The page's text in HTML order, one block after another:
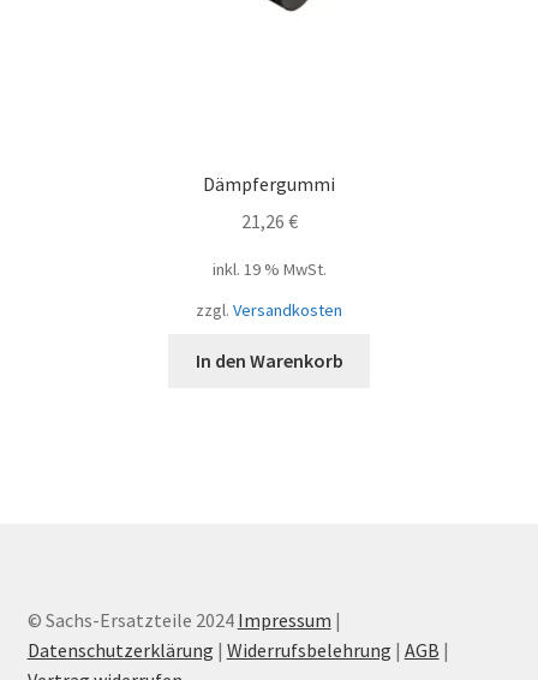
Dämpfergummi
21,26 €
inkl. 19 % MwSt.
zzgl. Versandkosten
In den Warenkorb
© Sachs-Ersatzteile 2024 Impressum |
Datenschutzerklärung | Widerrufsbelehrung | AGB |